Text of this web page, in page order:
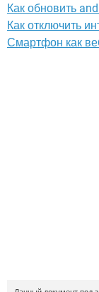
Как обновить
Как отключить
Смартфон как